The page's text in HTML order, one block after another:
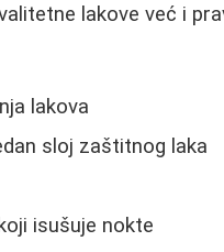
lakove već i
lakova
sloj zaštitnog laka
isušuje nokte